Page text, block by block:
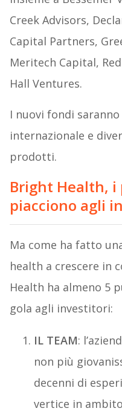
Creek Advisors,
Capital Partners,
Meritech Capital,
Hall Ventures.
I nuovi fondi
internazionale e
prodotti.
Bright Health,
piacciono agli
Ma come ha fatto
health a crescere in
Health ha almeno 5
gola agli investitori:
IL TEAM:
non più
decenni di
vertice in